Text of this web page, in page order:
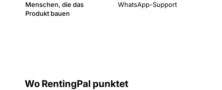
Menschen, die das
Produkt bauen
WhatsApp-Support
Wo RentingPal punktet